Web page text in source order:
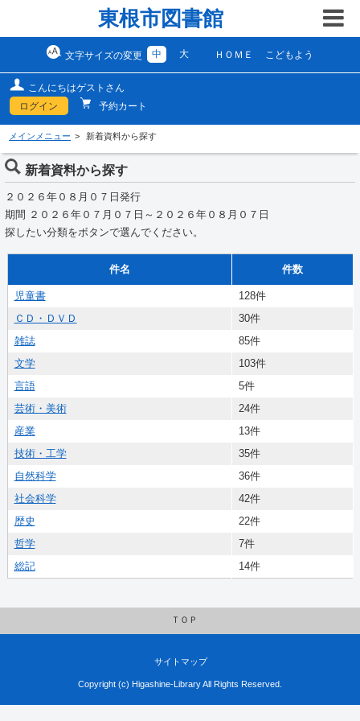
東根市図書館
文字サイズの変更 中 大 ＨＯＭＥ こどもよう
こんにちはゲストさん
ログイン
予約カート
メインメニュー 新着資料から探す
新着資料から探す
２０２６年０８月０７日発行
期間 ２０２６年０７月０７日～２０２６年０８月０７日
探したい分類をボタンで選んでください。
件名 件数
児童書
128件
ＣＤ・ＤＶＤ
30件
雑誌
85件
文学
103件
言語
5件
芸術・美術
24件
産業
13件
技術・工学
35件
自然科学
36件
社会科学
42件
歴史
22件
哲学
7件
総記
14件
ＴＯＰ
サイトマップ
Copyright (c) Higashine-Library All Rights Reserved.